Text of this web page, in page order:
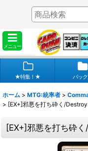
メニュー
★特集！★ パッ
ホーム > MTG:統率者 >
> [EX+]邪悪を打ち砕く/Destroy
[EX+]邪悪を打ち砕